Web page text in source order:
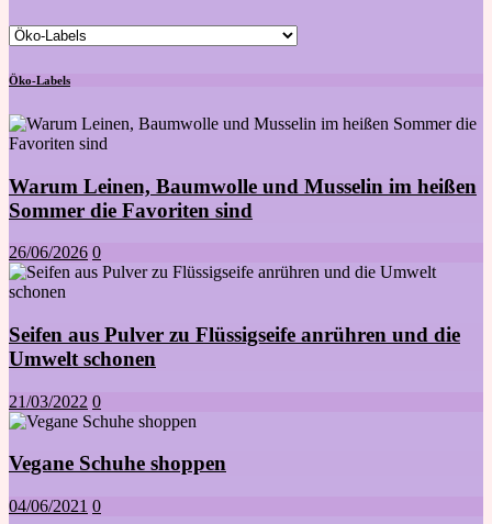
Kategorien
Öko-Labels
Warum Leinen, Baumwolle und Musselin im heißen
Sommer die Favoriten sind
26/06/2026 0
Seifen aus Pulver zu Flüssigseife anrühren und die
Umwelt schonen
21/03/2022 0
Vegane Schuhe shoppen
04/06/2021 0